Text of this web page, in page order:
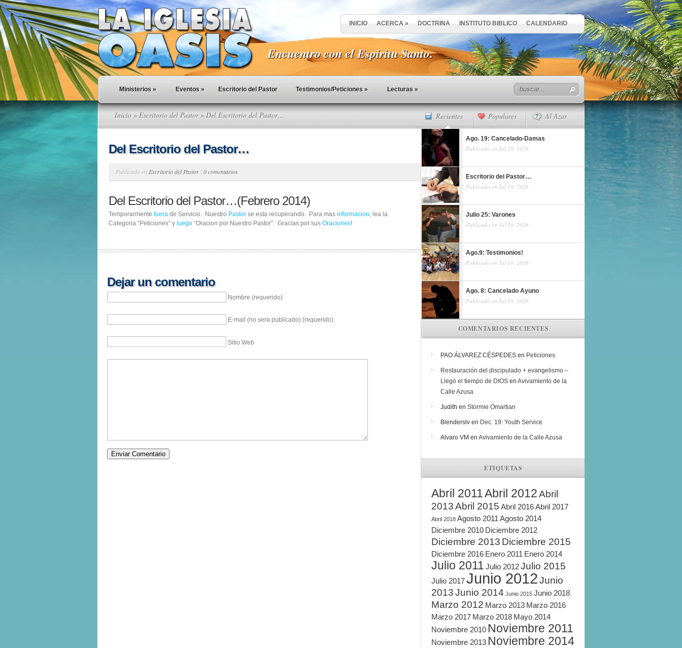
INICIO ACERCA » DOCTRINA INSTITUTO BIBLICO CALENDARIO
Encuentro con el Espiritu Santo.
Ministerios » Eventos » Escritorio del Pastor Testimonios/Peticiones » Lecturas »
Inicio » Escritorio del Pastor» Del Escritorio del Pastor…
Del Escritorio del Pastor…
Publicado en Escritorio del Pastor | 0 comentarios
Del Escritorio del Pastor…(Febrero 2014)
Temporarmente fuera de Servicio. Nuestro Pastor se esta recuperando. Para mas informacion, lea la
Categoria “Peticiones” y luego “Oracion por Nuestro Pastor”. Gracias por sus Oraciones!
Dejar un comentario
Nombre (requerido)
E-mail (no sera publicado) (requerido)
Sitio Web
Recientes Populares Al Azar
Ago. 19: Cancelado-Damas
Publicado en Jul 26, 2026
Escritorio del Pastor…
Publicado en Jul 20, 2026
Julio 25: Varones
Publicado en Jul 20, 2026
Ago.9: Testimonios!
Publicado en Jul 20, 2026
Ago. 8: Cancelado Ayuno
Publicado en Jul 20, 2026
COMENTARIOS RECIENTES
PAO ÁLVAREZ CÉSPEDES en Peticiones
Restauración del discipulado + evangelismo –
Llegó el tiempo de DIOS en Avivamiento de la
Calle Azusa
Judith en Stormie Omartian
Blenderslv en Dec. 19: Youth Service
Alvaro VM en Avivamiento de la Calle Azusa
ETIQUETAS
Abril 2011Abril 2012Abril
2013Abril 2015 Abril 2016Abril 2017
Abril 2018 Agosto 2011 Agosto 2014
Diciembre 2010 Diciembre 2012
Diciembre 2013 Diciembre 2015
Diciembre 2016 Enero 2011 Enero 2014
Julio 2011 Julio 2012Julio 2015
Julio 2017Junio 2012Junio
2013Junio 2014 Junio 2015 Junio 2018
Marzo 2012 Marzo 2013 Marzo 2016
Marzo 2017 Marzo 2018 Mayo 2014
Noviembre 2010 Noviembre 2011
Noviembre 2013 Noviembre 2014